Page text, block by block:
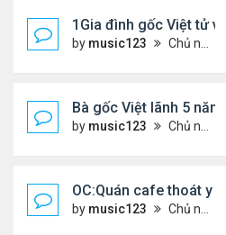
1Gia đình gốc Việt tử
by music123 Chủ nhật Tháng 3 01, 2026 6:26 pm
Bà gốc Việt lãnh 5
by music123 Chủ nhật Tháng 2 22, 2026 5:53 pm
OC:Quán cafe thoát y
by music123 Chủ nhật Tháng 2 22, 2026 5:45 pm